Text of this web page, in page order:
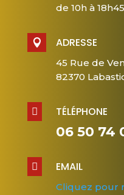
de 10h à 18h45
 ADRESSE
45 Rue de
82370
 TÉLÉPHONE
06 50 74
 EMAIL
Cliquez pour